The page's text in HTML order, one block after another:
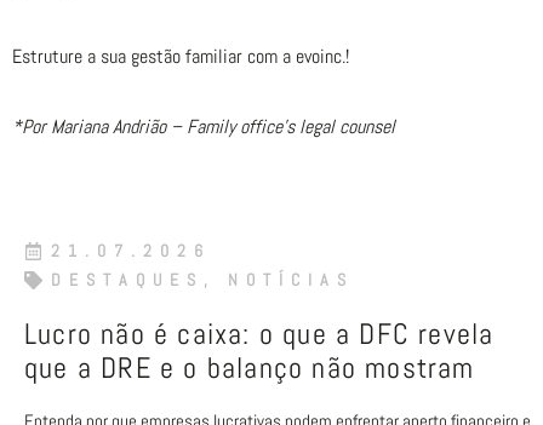
Estruture a sua gestão familiar com a evoinc.!
*Por Mariana Andrião – Family office’s legal counsel
21.07.2026
DESTAQUES , NOTÍCIAS
Lucro não é caixa: o que a DFC revela
que a DRE e o balanço não mostram